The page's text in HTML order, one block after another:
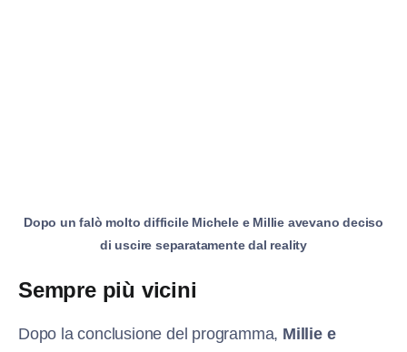
Dopo un falò molto difficile Michele e Millie avevano deciso
di uscire separatamente dal reality
Sempre più vicini
Dopo la conclusione del programma, Millie e